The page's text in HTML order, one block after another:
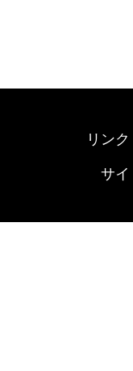
リン
サ